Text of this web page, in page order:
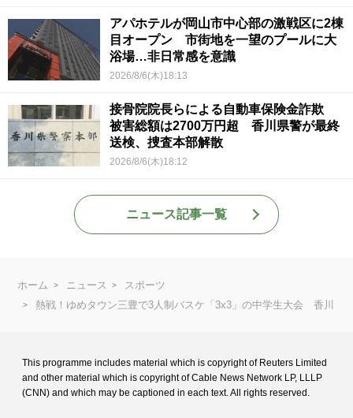
アパホテルが岡山市中心部の激戦区に2棟
目オープン 市街地を一望のプールに大
浴場…非日常感を意識
2026/8/6(木)18:13
接骨院院長らによる自動車保険金詐欺
被害総額は2700万円超 香川県警が最終
送検、捜査本部解散
2026/8/6(木)18:12
ニュース記事一覧
ホーム ニュース
スポーツ
熱戦！ゆめタウン三豊で3人制バスケ「3x3」の中学生大会 香川
This programme includes material which is copyright of Reuters Limited
and other material which is copyright of Cable News Network LP, LLLP
(CNN) and which may be captioned in each text. All rights reserved.